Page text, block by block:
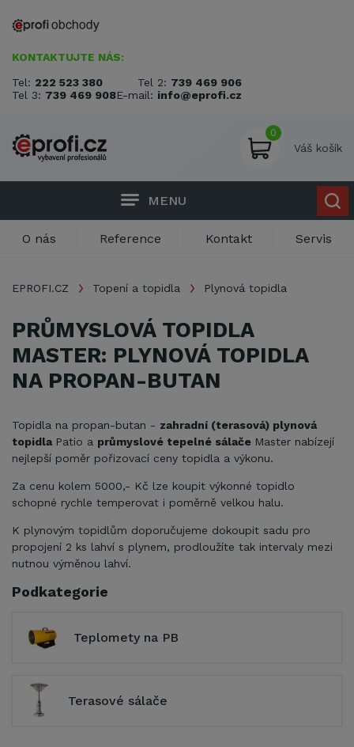
KONTAKTUJTE NÁS:
Tel: 222 523 380 Tel 2: 739 469 906
Tel 3: 739 469 908E-mail: info@eprofi.cz
0
Váš košík
MENU
O nás Reference Kontakt Servis
EPROFI.CZ Topení a topidla Plynová topidla
PRŮMYSLOVÁ TOPIDLA
MASTER: PLYNOVÁ TOPIDLA
NA PROPAN-BUTAN
Topidla na propan-butan - zahradní (terasová) plynová
topidla Patio a průmyslové tepelné sálače Master nabízejí
nejlepší poměr pořizovací ceny topidla a výkonu.
Za cenu kolem 5000,- Kč lze koupit výkonné topidlo
schopné rychle temperovat i poměrně velkou halu.
K plynovým topidlům doporučujeme dokoupit sadu pro
propojení 2 ks lahví s plynem, prodloužíte tak intervaly mezi
nutnou výměnou lahví.
Podkategorie
Teplomety na PB
Terasové sálače